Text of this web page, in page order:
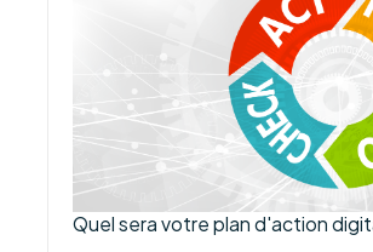
Quel sera votre plan d'action